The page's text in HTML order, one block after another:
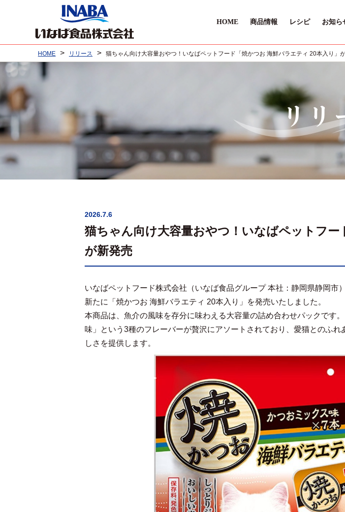
HOME 商品情報 レシピ お知ら
HOME > リリース > 猫ちゃん向け大容量おやつ！いなばペットフード「焼かつお 海鮮バラエティ 20本入り」
2026.7.6
猫ちゃん向け大容量おやつ！いなばペットフー
が新発売
いなばペットフード株式会社（いなば食品グループ 本社：静岡県静岡市
新たに「焼かつお 海鮮バラエティ 20本入り」を発売いたしました。
本商品は、魚介の風味を存分に味わえる大容量の詰め合わせパックです
味」という3種のフレーバーが贅沢にアソートされており、愛猫とのふ
しさを提供します。